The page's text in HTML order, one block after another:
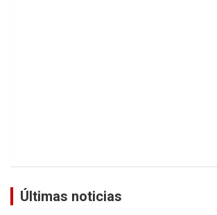
Últimas noticias